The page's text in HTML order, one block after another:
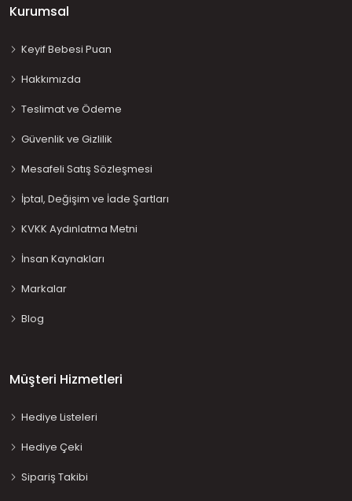
Kurumsal
Keyif Bebesi Puan
Hakkımızda
Teslimat ve Ödeme
Güvenlik ve Gizlilik
Mesafeli Satış Sözleşmesi
İptal, Değişim ve İade Şartları
KVKK Aydınlatma Metni
İnsan Kaynakları
Markalar
Blog
Müşteri Hizmetleri
Hediye Listeleri
Hediye Çeki
Sipariş Takibi